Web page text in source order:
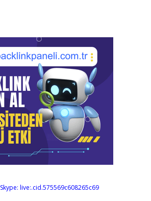
Skype: live:.cid.575569c608265c69